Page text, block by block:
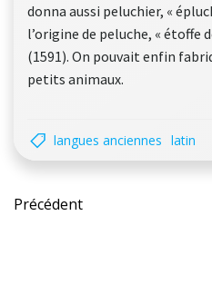
donna aussi peluchier, «
l’origine de peluche, « étoffe
(1591). On pouvait enfin
petits animaux.
langues anciennes latin
Post
Précédent